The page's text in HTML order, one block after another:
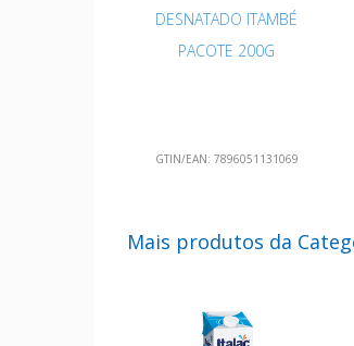
DESNATADO ITAMBÉ
PACOTE 200G
GTIN/EAN: 7896051131069
Mais produtos da